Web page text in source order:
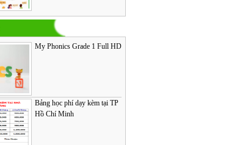
My Phonics Grade 1 Full HD
Bảng học phí dạy kèm tại TP
Hồ Chí Minh